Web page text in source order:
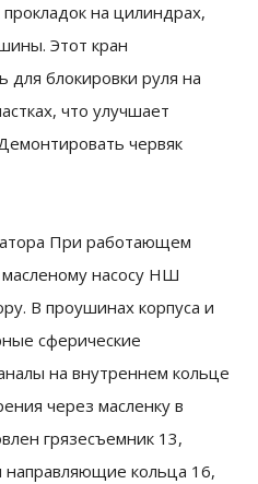
на цилиндрах,
Этот кран
для блокировки руля на
что улучшает
червяк
При работающем
масленому насосу НШ
В проушинах корпуса и
сферические
на внутреннем кольце
через масленку в
грязесъемник 13,
направляющие кольца 16,